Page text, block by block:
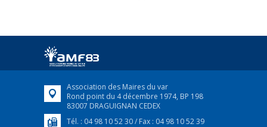
Association des Maires du var
Rond point du 4 décembre 1974, BP 198
83007 DRAGUIGNAN CEDEX
Tél. : 04 98 10 52 30 / Fax : 04 98 10 52 39